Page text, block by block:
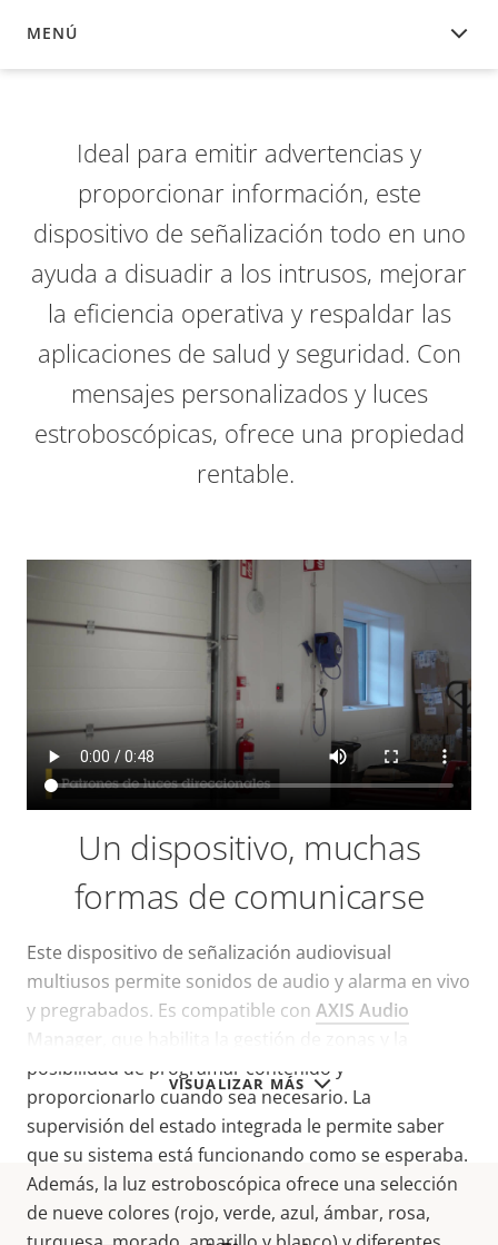
MENÚ
DESCRIPCIÓN
VISUALIZAR MÁS
Ideal para emitir advertencias y
proporcionar información, este
dispositivo de señalización todo en uno
ayuda a disuadir a los intrusos, mejorar
la eficiencia operativa y respaldar las
aplicaciones de salud y seguridad. Con
mensajes personalizados y luces
estroboscópicas, ofrece una propiedad
rentable.
Un dispositivo, muchas
formas de comunicarse
Este dispositivo de señalización audiovisual
multiusos permite sonidos de audio y alarma en vivo
y pregrabados. Es compatible con AXIS Audio
Manager
posibilidad de programar contenido y
proporcionarlo cuando sea necesario. La
supervisión del estado integrada le permite saber
que su sistema está funcionando como se esperaba.
Además, la luz estroboscópica ofrece una selección
de nueve colores (rojo, verde, azul, ámbar, rosa,